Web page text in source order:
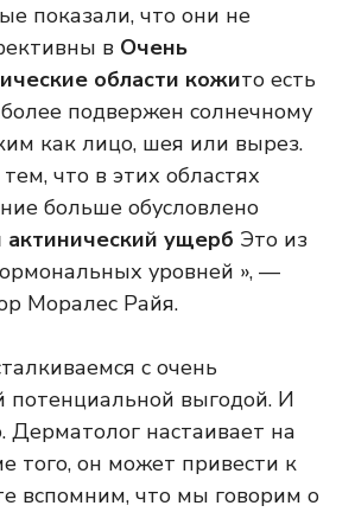
показали, что они не
в Очень
области кожито есть
подвержен солнечному
как лицо, шея или вырез.
что в этих областях
больше обусловлено
ущерб Это из
уровней », —
Моралес Райя.
с очень
потенциальной выгодой. И
Дерматолог настаивает на
того, он может привести к
вспомним, что мы говорим о